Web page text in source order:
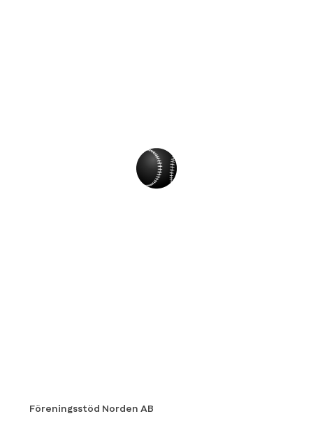
Föreningsstöd Norden AB